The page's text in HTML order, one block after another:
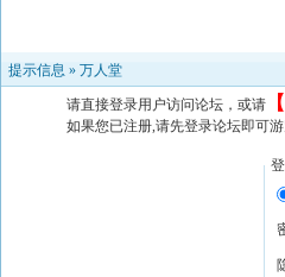
提示信息 » 万人堂
请直接登录用户访问论坛，或请 【
如果您已注册,请先登录论坛即可